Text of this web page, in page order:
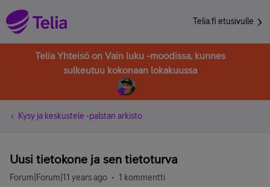
Telia.fi etusivulle
Telia Yhteisö on Vain luku -moodissa, kunnes
sulkeutuu kokonaan lokakuussa
Kysy ja keskustele -palstan arkisto
Uusi tietokone ja sen tietoturva
Forum|Forum|11 years ago 1 kommentti